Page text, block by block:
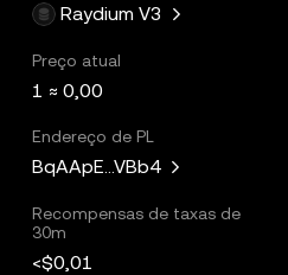
Raydium V3
Preço atual
1 ≈ 0,00
Endereço de PL
BqAApE...VBb4
Recompensas de taxas de
30m
<$0,01